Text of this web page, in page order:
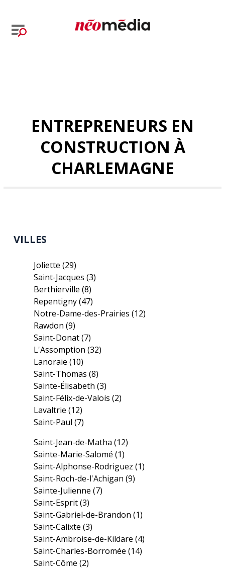
ENTREPRENEURS EN
CONSTRUCTION À
CHARLEMAGNE
VILLES
Joliette(29)
Saint-Jacques(3)
Berthierville(8)
Repentigny(47)
Notre-Dame-des-Prairies(12)
Rawdon(9)
Saint-Donat(7)
L'Assomption(32)
Lanoraie(10)
Saint-Thomas(8)
Sainte-Élisabeth(3)
Saint-Félix-de-Valois(2)
Lavaltrie(12)
Saint-Paul(7)
Saint-Jean-de-Matha(12)
Sainte-Marie-Salomé(1)
Saint-Alphonse-Rodriguez(1)
Saint-Roch-de-l'Achigan(9)
Sainte-Julienne(7)
Saint-Esprit(3)
Saint-Gabriel-de-Brandon(1)
Saint-Calixte(3)
Saint-Ambroise-de-Kildare(4)
Saint-Charles-Borromée(14)
Saint-Côme(2)